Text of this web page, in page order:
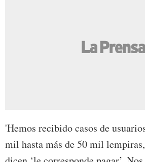
'Hemos recibido casos de
mil hasta más de 50 mil